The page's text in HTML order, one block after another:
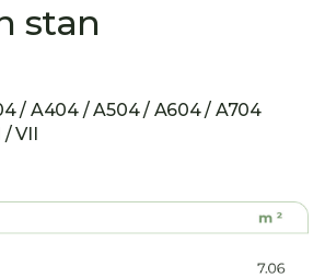
stan
/ A404 / A504 / A604 / A704
/ VII